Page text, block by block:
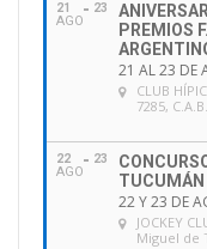
21
AGO
23
PREMIOS
21 AL 23 DE
CLUB
7285,
22
AGO
23
TUCUMÁN
22 Y 23 DE
JOCKEY
Miguel de